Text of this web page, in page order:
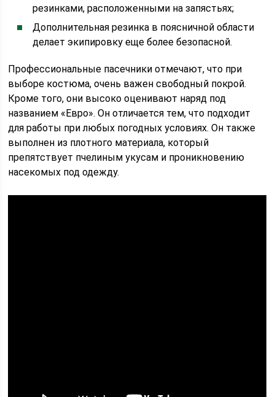
резинками, расположенными на запястьях;
Дополнительная резинка в поясничной области
делает экипировку еще более безопасной.
Профессиональные пасечники отмечают, что при
выборе костюма, очень важен свободный покрой.
Кроме того, они высоко оценивают наряд под
названием «Евро». Он отличается тем, что подходит
для работы при любых погодных условиях. Он также
выполнен из плотного материала, который
препятствует пчелиным укусам и проникновению
насекомых под одежду.